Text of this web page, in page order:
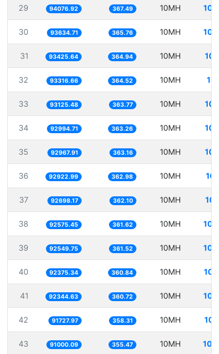
29 94076.92 367.49 10MH
30 93634.71 365.76 10MH
31 93425.64 364.94 10MH
32 93316.66 364.52 10MH
33 93125.48 363.77 10MH
34 92994.71 363.26 10MH
35 92967.91 363.16 10MH
36 92922.99 362.98 10MH
37 92698.17 362.10 10MH
38 92575.45 361.62 10MH
39 92549.75 361.52 10MH
40 92375.34 360.84 10MH
41 92344.63 360.72 10MH
42 91727.97 358.31 10MH
43 91000.09 355.47 10MH